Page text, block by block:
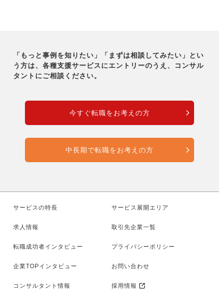
「もっと事例を知りたい」「まずは相談してみたい」とい
う方は、各種支援サービスにエントリーのうえ、コンサル
タントにご相談ください。
今すぐ転職をお考えの方
中長期で転職をお考えの方
サービスの特長
求人情報
転職成功者インタビュー
企業TOPインタビュー
コンサルタント情報
サービス展開エリア
取引先企業一覧
プライバシーポリシー
お問い合わせ
採用情報